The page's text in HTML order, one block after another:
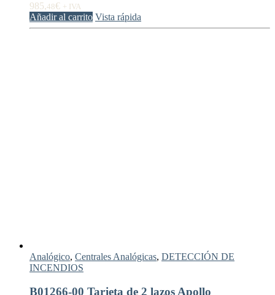
985,48€ + IVA
Añadir al carrito Vista rápida
Analógico, Centrales Analógicas, DETECCIÓN DE
INCENDIOS
B01266-00 Tarjeta de 2 lazos Apollo